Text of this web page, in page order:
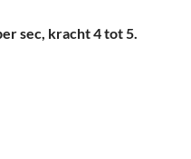
sec, kracht 4 tot 5.